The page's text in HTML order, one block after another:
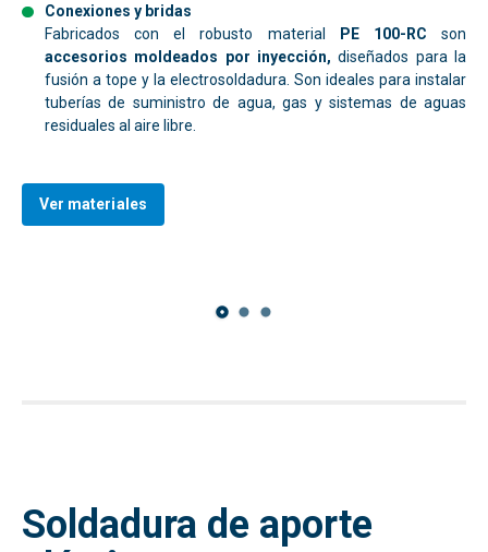
Conexiones y bridas
Fabricados con el robusto material PE 100-RC son
accesorios moldeados por inyección,diseñados para la
fusión a tope y la electrosoldadura. Son ideales para instalar
tuberías de suministro de agua, gas y sistemas de aguas
residuales al aire libre.
Ver materiales
Soldadura de aporte